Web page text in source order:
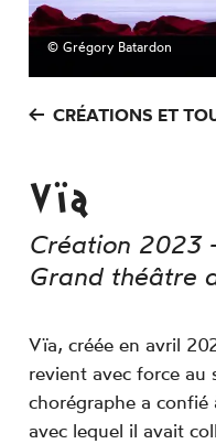
©Grégory Batardon
CRÉATIONS ET
Vïa
Création 2023
Grand théâtre
Vïa, créée en avril
revient avec force au
chorégraphe a confié
avec lequel il avait
Inscription Newsletter
Espace technique